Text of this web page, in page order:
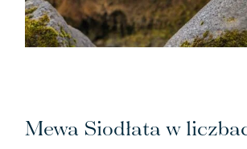
Mewa Siodłata w